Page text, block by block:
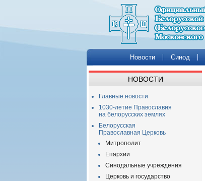
Новости Синод
НОВОСТИ
Главные новости
1030-летие Православия
на белорусских землях
Белорусская
Православная Церковь
Митрополит
Епархии
Синодальные учреждения
Церковь и государство